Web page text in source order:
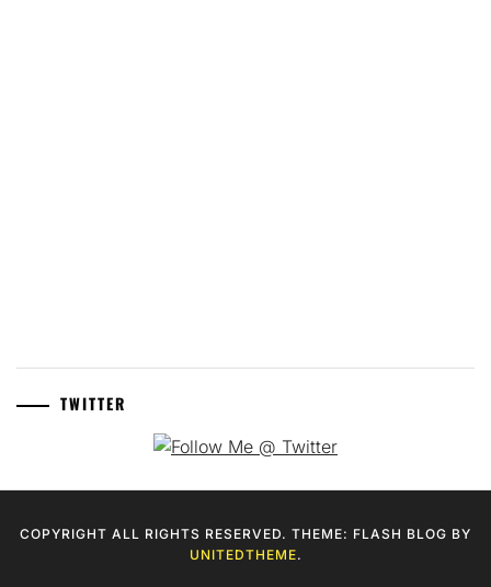
TWITTER
COPYRIGHT ALL RIGHTS RESERVED. THEME: FLASH BLOG BY
UNITEDTHEME.